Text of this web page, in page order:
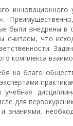
инновационного
были внедрены в
считаем, что
комплекса
на благо
для
знаниями,